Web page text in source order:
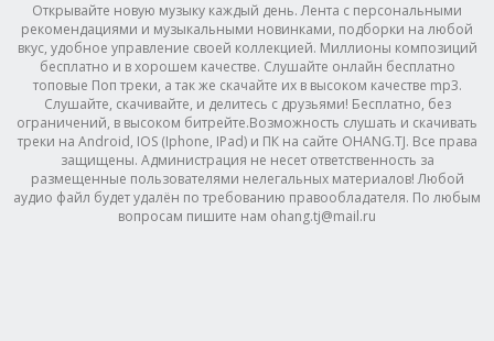
Открывайте новую музыку каждый день. Лента с персональными
рекомендациями и музыкальными новинками, подборки на любой
вкус, удобное управление своей коллекцией. Миллионы композиций
бесплатно и в хорошем качестве. Слушайте онлайн бесплатно
топовые Поп треки, а так же скачайте их в высоком качестве mp3.
Слушайте, скачивайте, и делитесь с друзьями! Бесплатно, без
ограничений, в высоком битрейте.Возможность слушать и скачивать
треки на Android, IOS (Iphone, IPad) и ПК на сайте OHANG.TJ. Все права
защищены. Администрация не несет ответственность за
размещенные пользователями нелегальных материалов! Любой
аудио файл будет удалён по требованию правообладателя. По любым
вопросам пишите нам ohang.tj@mail.ru